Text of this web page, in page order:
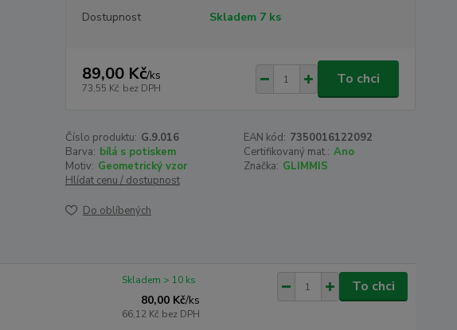
Dostupnost Skladem 7 ks
89,00 Kč/ks
73,55 Kč bez DPH
To chci
Číslo produktu: G.9.016 EAN kód: 7350016122092
Barva: bílá s potiskem Certifikovaný mat.: Ano
Motiv: Geometrický vzor Značka: GLIMMIS
Hlídat cenu / dostupnost
Do oblíbených
80,00 Kč/ks
66,12 Kč bez DPH
Skladem > 10 ks To chci